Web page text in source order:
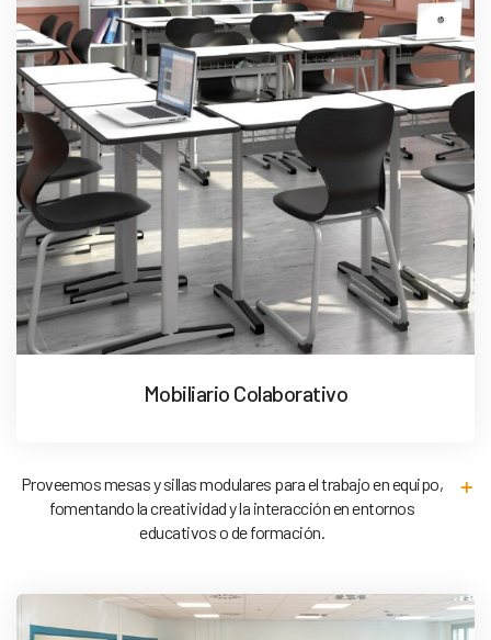
Mobiliario Colaborativo
Proveemos mesas y sillas modulares para el trabajo en equipo,
fomentando la creatividad y la interacción en entornos
educativos o de formación.